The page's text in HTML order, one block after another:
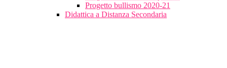
Progetto bullismo 2020-21
Didattica a Distanza Secondaria